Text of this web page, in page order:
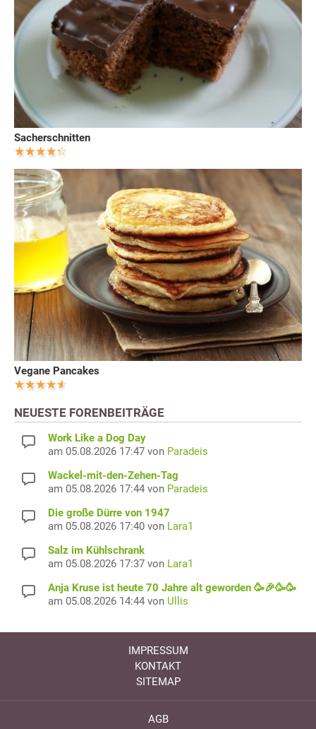
Sacherschnitten
Vegane Pancakes
NEUESTE FORENBEITRÄGE
Work Like a Dog Day
am 05.08.2026 17:47 von Paradeis
Wackel-mit-den-Zehen-Tag
am 05.08.2026 17:44 von Paradeis
Die große Dürre von 1947
am 05.08.2026 17:40 von Lara1
Salz im Kühlschrank
am 05.08.2026 17:37 von Lara1
Anja Kruse ist heute 70 Jahre alt geworden 🥳🎉🥳🥳
am 05.08.2026 14:44 von Ullis
IMPRESSUM
KONTAKT
SITEMAP
AGB